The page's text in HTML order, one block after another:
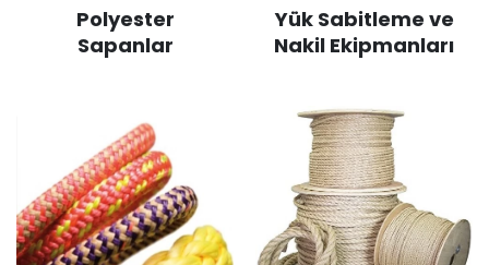
Polyester
Sapanlar
Yük Sabitleme ve
Nakil Ekipmanları